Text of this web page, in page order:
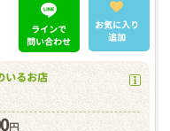
ラインで
問い合わせ
お気に入り
追加
いるお店
円